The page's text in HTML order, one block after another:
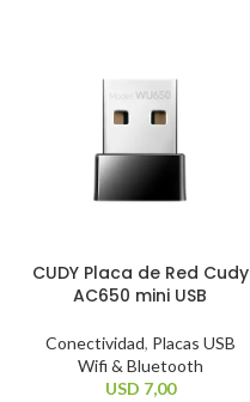
CUDY Placa de Red Cudy
AC650 mini USB
Conectividad, Placas USB
Wifi & Bluetooth
USD 7,00